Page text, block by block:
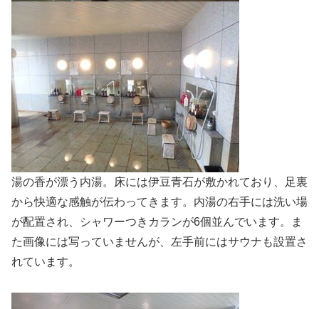
湯の香が漂う内湯。床には伊豆青石が敷かれており、足裏
から快適な感触が伝わってきます。内湯の右手には洗い場
が配置され、シャワーつきカランが6個並んでいます。ま
た画像には写っていませんが、左手前にはサウナも設置さ
れています。